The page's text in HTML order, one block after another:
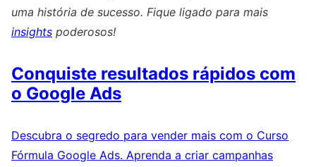
uma história de sucesso. Fique ligado para mais
insights poderosos!
Conquiste resultados rápidos com
o Google Ads
Descubra o segredo para vender mais com o Curso
Fórmula Google Ads. Aprenda a criar campanhas